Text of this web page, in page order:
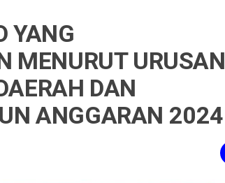
YANG
MENURUT URUSAN
DAN
ANGGARAN 2024